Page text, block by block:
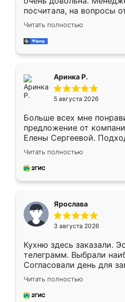
посчитала, на вопросы
Замерщик приехал в
делу со всей
за день, ребята
Читать полностью
Аринка Р.
5 августа 2026
Больше всех мне
предложение от
Елены Сергеевой.
короткие сроки
для замера сотрудник
предложил по моему
Читать полностью
Ярослава
3 августа 2026
Кухню здесь заказали.
телеграмм. Выбрали
Согласовали день для
недели кухня была уже
довольны работой.
мебель за качественную
Читать полностью